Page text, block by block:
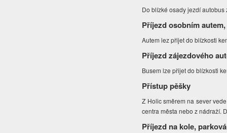
Do blízké osady jezdí
Příjezd osobním
Autem lez přijet do blízkosti
Příjezd zájezdového
Busem lze přijet do blízkosti
Přístup pěšky
Z Holic směrem na sever
centra města nebo z nádraží.
Příjezd na kole,